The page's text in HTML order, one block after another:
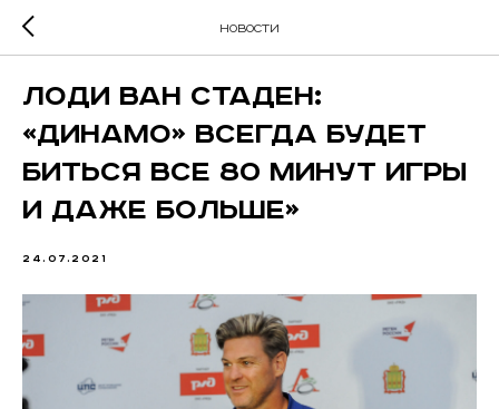
новости
Лоди Ван Стаден:
«Динамо» всегда будет
биться все 80 минут игры
и даже больше»
24.07.2021